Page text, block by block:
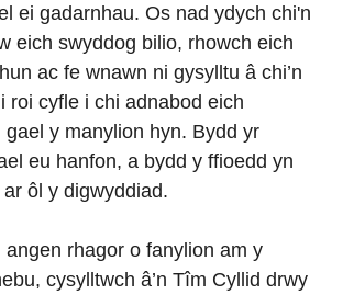
ei gadarnhau. Os nad ydych chi'n
eich swyddog bilio, rhowch eich
ac fe wnawn ni gysylltu â chi’n
roi cyfle i chi adnabod eich
y manylion hyn. Bydd yr
eu hanfon, a bydd y ffioedd yn
ôl y digwyddiad.
rhagor o fanylion am y
cysylltwch â’n Tîm Cyllid drwy